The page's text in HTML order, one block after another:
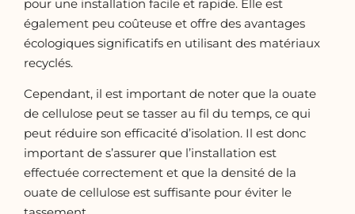
pour une installation facile et rapide. Elle est
également peu coûteuse et offre des avantages
écologiques significatifs en utilisant des matériaux
recyclés.
Cependant, il est important de noter que la ouate
de cellulose peut se tasser au fil du temps, ce qui
peut réduire son efficacité d’isolation. Il est donc
important de s’assurer que l’installation est
effectuée correctement et que la densité de la
ouate de cellulose est suffisante pour éviter le